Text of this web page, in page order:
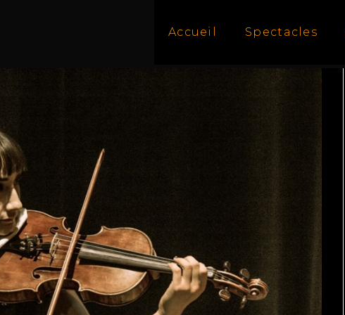
Accueil Spectacles